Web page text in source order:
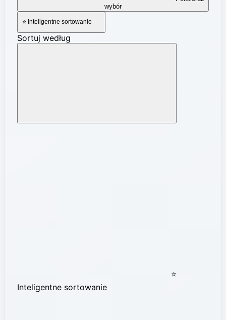
wybór
⭐ Inteligentne sortowanie
Sortuj według
⭐
Inteligentne sortowanie